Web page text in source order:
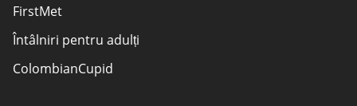
FirstMet
Întâlniri pentru adulți
ColombianCupid